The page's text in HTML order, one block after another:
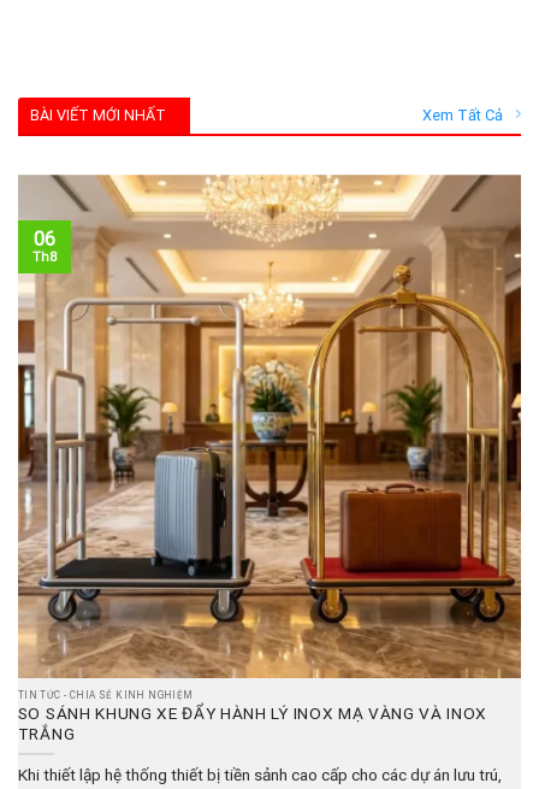
BÀI VIẾT MỚI NHẤT Xem Tất Cả
TIN TỨC - CHIA SẺ KINH NGHIỆM
SO SÁNH KHUNG XE ĐẨY HÀNH LÝ INOX MẠ VÀNG VÀ INOX
TRẮNG
Khi thiết lập hệ thống thiết bị tiền sảnh cao cấp cho các dự án lưu trú,
06
Th8